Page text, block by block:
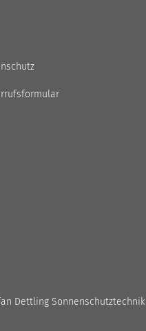
Dettling Sonnenschutztechnik